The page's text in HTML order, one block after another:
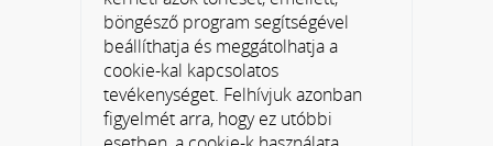
böngésző program segítségével
beállíthatja és meggátolhatja a
cookie-kal kapcsolatos
tevékenységet. Felhívjuk azonban
figyelmét arra, hogy ez utóbbi